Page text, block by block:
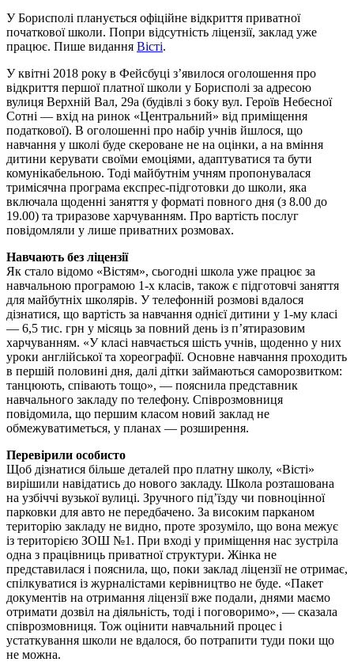
У Борисполі планується офіційне відкриття приватної
початкової школи. Попри відсутність ліцензії, заклад уже
працює. Пише видання Вісті.
У квітні 2018 року в Фейсбуці з’явилося оголошення про
відкриття першої платної школи у Борисполі за адресою
вулиця Верхній Вал, 29а (будівлі з боку вул. Героїв Небесної
Сотні — вхід на ринок «Центральний» від приміщення
податкової). В оголошенні про набір учнів йшлося, що
навчання у школі буде скероване не на оцінки, а на вміння
дитини керувати своїми емоціями, адаптуватися та бути
комунікабельною. Тоді майбутнім учням пропонувалася
тримісячна програма експрес-підготовки до школи, яка
включала щоденні заняття у форматі повного дня (з 8.00 до
19.00) та триразове харчуванням. Про вартість послуг
повідомляли у лише приватних розмовах.
Навчають без ліцензії
Як стало відомо «Вістям», сьогодні школа уже працює за
навчальною програмою 1-х класів, також є підготовчі заняття
для майбутніх школярів. У телефонній розмові вдалося
дізнатися, що вартість за навчання однієї дитини у 1-му класі
— 6,5 тис. грн у місяць за повний день із п’ятиразовим
харчуванням. «У класі навчається шість учнів, щоденно у них
уроки англійської та хореографії. Основне навчання проходить
в першій половині дня, далі дітки займаються саморозвитком:
танцюють, співають тощо», — пояснила представник
навчального закладу по телефону. Співрозмовниця
повідомила, що першим класом новий заклад не
обмежуватиметься, у планах — розширення.
Перевірили особисто
Щоб дізнатися більше деталей про платну школу, «Вісті»
вирішили навідатись до нового закладу. Школа розташована
на узбіччі вузької вулиці. Зручного під’їзду чи повноцінної
парковки для авто не передбачено. За високим парканом
територію закладу не видно, проте зрозуміло, що вона межує
із територією ЗОШ №1. При вході у приміщення нас зустріла
одна з працівниць приватної структури. Жінка не
представилася і пояснила, що, поки заклад ліцензії не отримає,
спілкуватися із журналістами керівництво не буде. «Пакет
документів на отримання ліцензії вже подали, днями маємо
отримати дозвіл на діяльність, тоді і поговоримо», — сказала
співрозмовниця. Тож оцінити навчальний процес і
устаткування школи не вдалося, бо потрапити туди поки що
не можна.